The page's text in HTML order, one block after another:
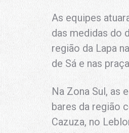
As equipes
das medidas do
região da Lapa
de Sá e nas
Na Zona Sul, as
bares da região
Cazuza, no